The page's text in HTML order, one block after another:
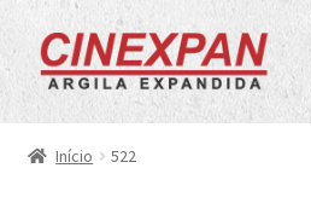
Pular
para
navegação
Pular
para
Home
Início 522